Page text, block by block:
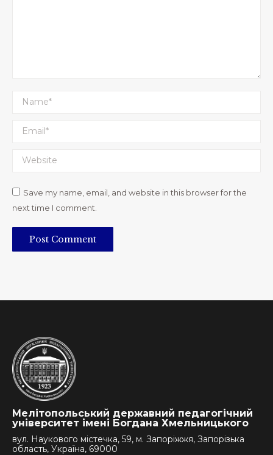
Name *
Email *
Website
Save my name, email, and website in this browser for the
next time I comment.
Post Comment
Мелітопольський державний педагогічний
університет імені Богдана Хмельницького
вул. Наукового містечка, 59, м. Запоріжжя, Запорізька
область, Україна, 69000